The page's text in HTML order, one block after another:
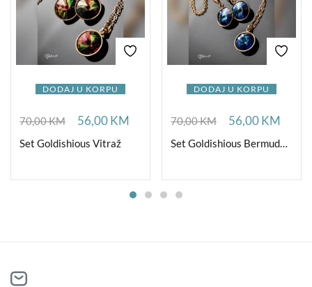
DODAJ U KORPU
70,00KM 56,00KM
Set Goldishious Vitraž
DODAJ U KORPU
70,00KM 56,00KM
Set Goldishious Bermuda plava